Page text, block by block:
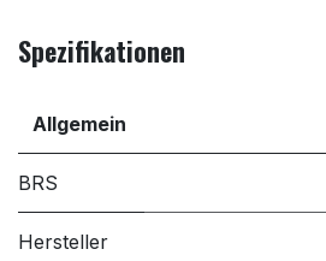
Spezifikationen
Allgemein
BRS
Hersteller